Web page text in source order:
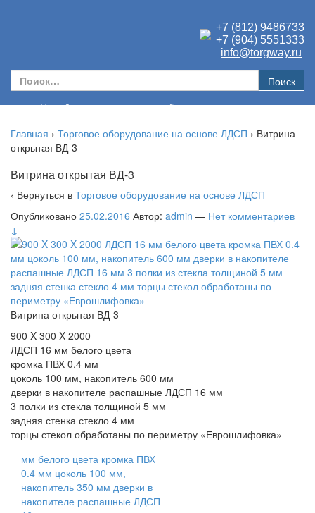
+7 (812) 9486733
+7 (904) 5551333
info@torgway.ru
Найти:
Новый взгляд на торговое оборудование для магазина
Главная › Торговое оборудование на основе ЛДСП › Витрина
открытая ВД-3
Витрина открытая ВД-3
‹ Вернуться в Торговое оборудование на основе ЛДСП
Опубликовано 25.02.2016 Автор: admin — Нет комментариев
↓
Витрина открытая ВД-3
900 X 300 X 2000
ЛДСП 16 мм белого цвета
кромка ПВХ 0.4 мм
цоколь 100 мм, накопитель 600 мм
дверки в накопителе распашные ЛДСП 16 мм
3 полки из стекла толщиной 5 мм
задняя стенка стекло 4 мм
торцы стекол обработаны по периметру «Еврошлифовка»